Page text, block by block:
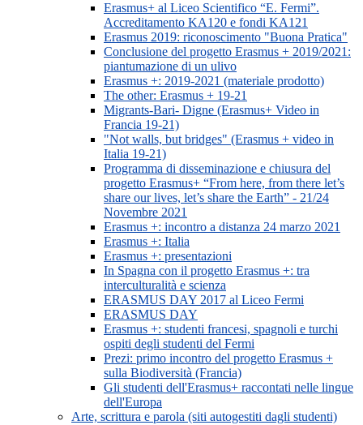
Erasmus+ al Liceo Scientifico “E. Fermi”.
Accreditamento KA120 e fondi KA121
Erasmus 2019: riconoscimento "Buona Pratica"
Conclusione del progetto Erasmus + 2019/2021:
piantumazione di un ulivo
Erasmus +: 2019-2021 (materiale prodotto)
The other: Erasmus + 19-21
Migrants-Bari- Digne (Erasmus+ Video in
Francia 19-21)
"Not walls, but bridges" (Erasmus + video in
Italia 19-21)
Programma di disseminazione e chiusura del
progetto Erasmus+ “From here, from there let’s
share our lives, let’s share the Earth” - 21/24
Novembre 2021
Erasmus +: incontro a distanza 24 marzo 2021
Erasmus +: Italia
Erasmus +: presentazioni
In Spagna con il progetto Erasmus +: tra
interculturalità e scienza
ERASMUS DAY 2017 al Liceo Fermi
ERASMUS DAY
Erasmus +: studenti francesi, spagnoli e turchi
ospiti degli studenti del Fermi
Prezi: primo incontro del progetto Erasmus +
sulla Biodiversità (Francia)
Gli studenti dell'Erasmus+ raccontati nelle lingue
dell'Europa
Arte, scrittura e parola (siti autogestiti dagli studenti)